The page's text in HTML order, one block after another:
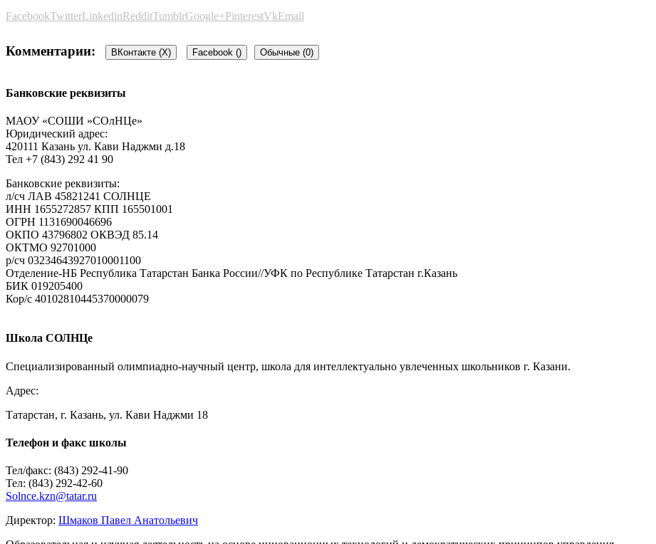
FacebookTwitterLinkedinRedditTumblrGoogle+PinterestVkEmail
Комментарии: ВКонтакте (X) Facebook () Обычные (0)
Пользуетесь соц.сетью?
Войти Vkontakte
Ваш e-mail не будет опубликован.Обязательные поля помечены
Имя*
E-mail*
Сайт
Банковские реквизиты
МАОУ «СОШИ »СОлНЦе»
Юридический адрес:
420111 Казань ул. Кави Наджми д.18
Тел +7 (843) 292 41 90
Банковские реквизиты:
л/сч ЛАВ 45821241 СОЛНЦЕ
ИНН 1655272857 КПП 165501001
ОГРН 1131690046696
ОКПО 43796802 ОКВЭД 85.14
ОКТМО 92701000
р/cч 03234643927010001100
Отделение-НБ Республика Татарстан Банка России//УФК по Республике Татарстан г.Казань
БИК 019205400
Кор/с 40102810445370000079
Школа СОЛНЦе
Специализированный олимпиадно-научный центр, школа для интеллектуально увлеченных школьников г. Казани.
Адрес:
Татарстан, г. Казань, ул. Кави Наджми 18
Телефон и факс школы
Тел/факс: (843) 292-41-90
Тел: (843) 292-42-60
Solnce.kzn@tatar.ru
Директор: Шмаков Павел Анатольевич